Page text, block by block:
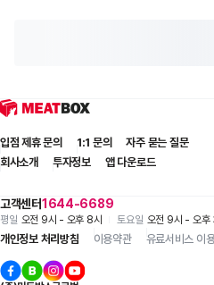
고객센터1644-6689
평일 오전 9시 - 오후 8시 토요일 오전 9시 - 오후
입점 제휴 문의 1:1 문의
자주 묻는 질문
회사소개
투자정보 앱 다운로드
개인정보 처리방침 이용약관 유료서비스 이